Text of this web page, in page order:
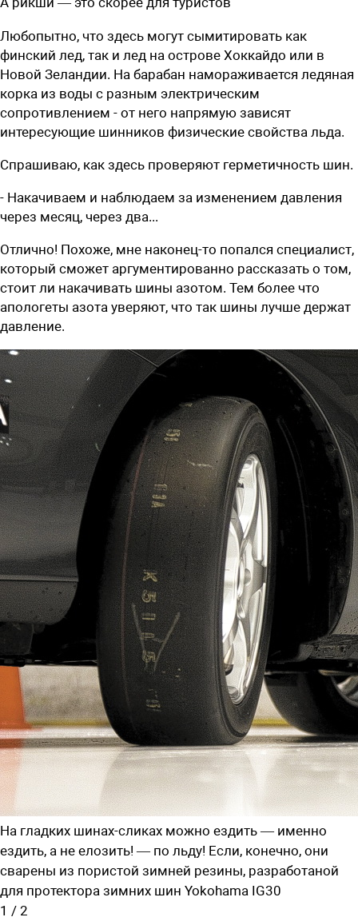
Любопытно, что здесь могут сымитировать как
финский лед, так и лед на острове Хоккайдо или в
Новой Зеландии. На барабан намораживается ледяная
корка из воды с разным электрическим
сопротивлением - от него напрямую зависят
интересующие шинников физические свойства льда.
Спрашиваю, как здесь проверяют герметичность шин.
- Накачиваем и наблюдаем за изменением давления
через месяц, через два...
Отлично! Похоже, мне наконец-то попался специалист,
который сможет аргументированно рассказать о том,
стоит ли накачивать шины азотом. Тем более что
апологеты азота уверяют, что так шины лучше держат
давление.
На гладких шинах-сликах можно ездить — именно
ездить, а не елозить! — по льду! Если, конечно, они
сварены из пористой зимней резины, разработаной
для протектора зимних шин Yokohama IG30
1 / 2